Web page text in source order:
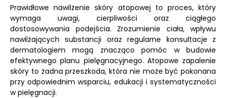
Prawidłowe nawilżenie skóry atopowej to proces, który
wymaga uwagi, cierpliwości oraz ciągłego
dostosowywania podejścia. Zrozumienie ciała, wpływu
nawilżających substancji oraz regularne konsultacje z
dermatologiem mogą znacząco pomóc w budowie
efektywnego planu pielęgnacyjnego. Atopowe zapalenie
skóry to żadna przeszkoda, która nie może być pokonana
przy odpowiednim wsparciu, edukacji i systematyczności
w pielęgnacji.